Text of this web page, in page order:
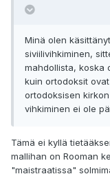
Minä olen
siviilivihkiminen,
mahdollista, koska
kuin ortodoksit
ortodoksisen
vihkiminen ei ole
Tämä ei kyllä
mallihan on Rooman
"maistraatissa"